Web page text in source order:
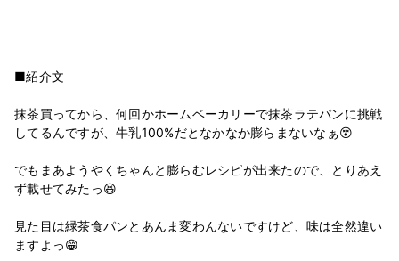
■紹介文
抹茶買ってから、何回かホームベーカリーで抹茶ラテパンに挑戦
してるんですが、牛乳100%だとなかなか膨らまないなぁ😵
でもまあようやくちゃんと膨らむレシピが出来たので、とりあえ
ず載せてみたっ😆
見た目は緑茶食パンとあんま変わんないですけど、味は全然違い
ますよっ😁